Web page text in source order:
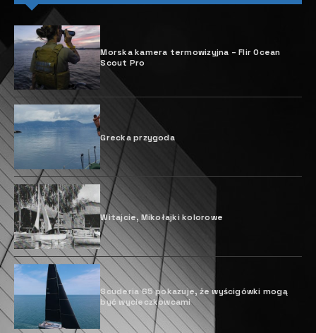
Morska kamera termowizyjna – Flir Ocean
Scout Pro
Grecka przygoda
Witajcie, Mikołajki kolorowe
Scuderia 65 pokazuje, że wyścigówki mogą
być wycieczkowcami